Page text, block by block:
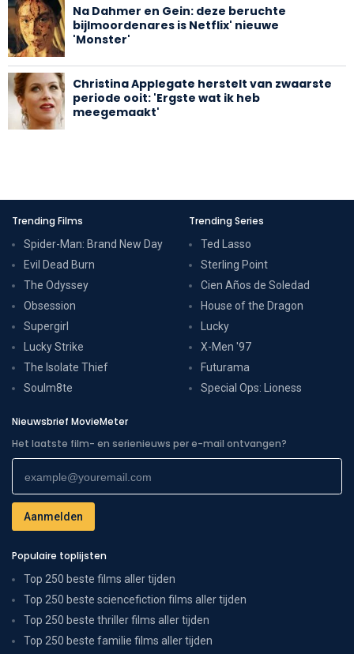
Na Dahmer en Gein: deze beruchte
bijlmoordenares is Netflix' nieuwe
'Monster'
Christina Applegate herstelt van zwaarste
periode ooit: 'Ergste wat ik heb
meegemaakt'
Trending Films
Spider-Man: Brand New Day
Evil Dead Burn
The Odyssey
Obsession
Supergirl
Lucky Strike
The Isolate Thief
Soulm8te
Trending Series
Ted Lasso
Sterling Point
Cien Años de Soledad
House of the Dragon
Lucky
X-Men '97
Futurama
Special Ops: Lioness
Nieuwsbrief MovieMeter
Het laatste film- en serienieuws per e-mail ontvangen?
Populaire toplijsten
Top 250 beste films aller tijden
Top 250 beste sciencefiction films aller tijden
Top 250 beste thriller films aller tijden
Top 250 beste familie films aller tijden